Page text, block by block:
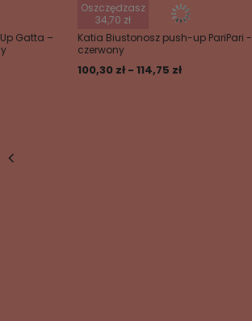
Wyślij opinię
Gatta –
Oszczędzasz
34,70 zł
Katia Biustonosz push-up PariPari -
czerwony
100,30 zł - 114,75 zł